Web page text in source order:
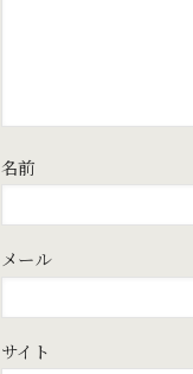
名前
メール
サイト